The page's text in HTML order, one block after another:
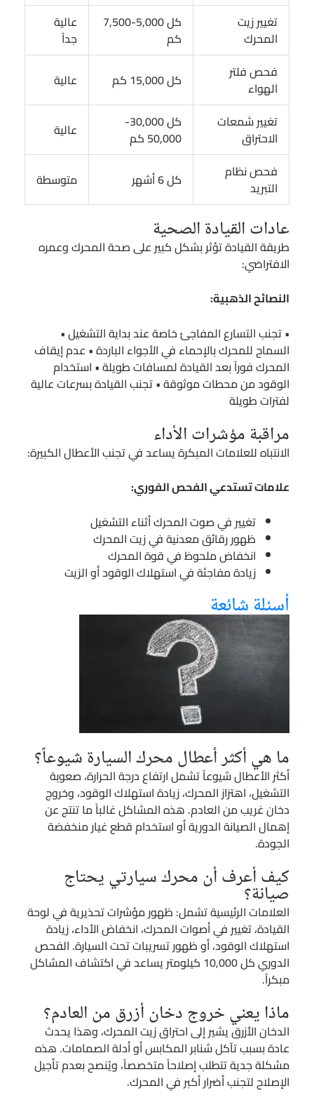
تغيير زيت
المحرك
كل 5,000-7,500
كم
عالية
جداً
فحص فلتر
الهواء
كل 15,000 كم
عالية
تغيير شمعات
الاحتراق
كل 30,000-
50,000 كم
عالية
فحص نظام
التبريد
كل 6 أشهر متوسطة
عادات القيادة الصحية
طريقة القيادة تؤثر بشكل كبير على صحة المحرك وعمره
الافتراضي:
النصائح الذهبية:
• تجنب التسارع المفاجئ خاصة عند بداية التشغيل •
السماح للمحرك بالإحماء في الأجواء الباردة • عدم إيقاف
المحرك فوراً بعد القيادة لمسافات طويلة • استخدام
الوقود من محطات موثوقة • تجنب القيادة بسرعات عالية
لفترات طويلة
مراقبة مؤشرات الأداء
الانتباه للعلامات المبكرة يساعد في تجنب الأعطال الكبيرة:
علامات تستدعي الفحص الفوري:
تغيير في صوت المحرك أثناء التشغيل
ظهور رقائق معدنية في زيت المحرك
انخفاض ملحوظ في قوة المحرك
زيادة مفاجئة في استهلاك الوقود أو الزيت
أسئلة شائعة
ما هي أكثر أعطال محرك السيارة شيوعاً؟
أكثر الأعطال شيوعاً تشمل ارتفاع درجة الحرارة، صعوبة
التشغيل، اهتزاز المحرك، زيادة استهلاك الوقود، وخروج
دخان غريب من العادم. هذه المشاكل غالباً ما تنتج عن
إهمال الصيانة الدورية أو استخدام قطع غيار منخفضة
الجودة.
كيف أعرف أن محرك سيارتي يحتاج
صيانة؟
العلامات الرئيسية تشمل: ظهور مؤشرات تحذيرية في لوحة
القيادة، تغيير في أصوات المحرك، انخفاض الأداء، زيادة
استهلاك الوقود، أو ظهور تسريبات تحت السيارة. الفحص
الدوري كل 10,000 كيلومتر يساعد في اكتشاف المشاكل
مبكراً.
ماذا يعني خروج دخان أزرق من العادم؟
الدخان الأزرق يشير إلى احتراق زيت المحرك، وهذا يحدث
عادة بسبب تآكل شنابر المكابس أو أدلة الصمامات. هذه
مشكلة جدية تتطلب إصلاحاً متخصصاً، ويُنصح بعدم تأجيل
الإصلاح لتجنب أضرار أكبر في المحرك.